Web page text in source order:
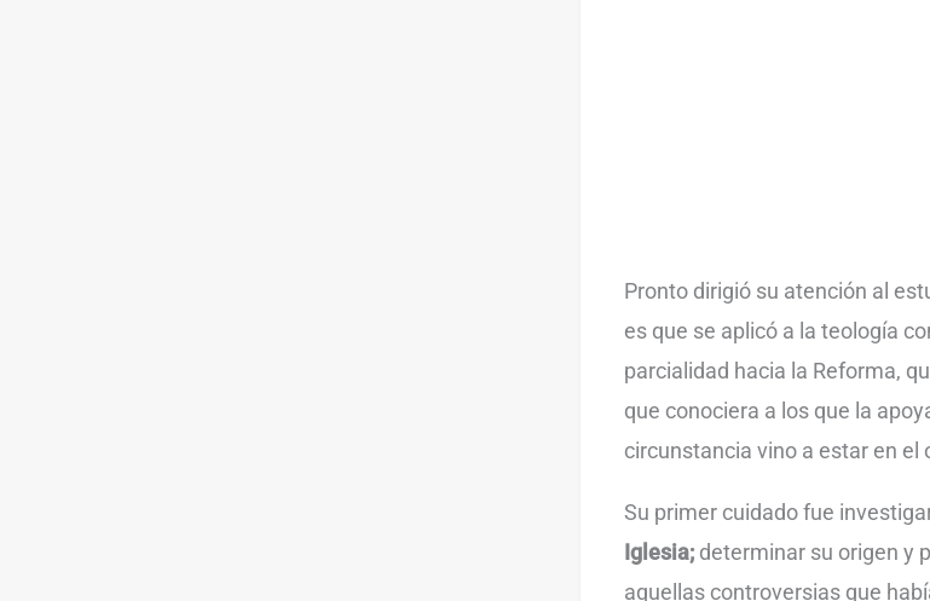
Pronto dirigió su atención al
es que se aplicó a la teología
parcialidad hacia la Reforma,
que conociera a los que la
circunstancia vino a estar en
Su primer cuidado fue
Iglesia; determinar su origen y
aquellas controversias que